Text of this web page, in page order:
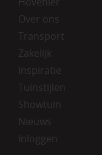
Over ons
Transport
Zakelijk
Inspiratie
Tuinstijlen
Showtuin
Nieuws
Inloggen